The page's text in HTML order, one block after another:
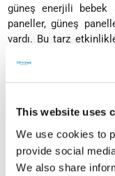
This website uses
We use cookies to
provide social
We also share
güneş enerjili bebek
paneller, güneş
vardı. Bu tarz
gelmek ve
verici” dedi.
Sektörlerini
şekilde yer almaya
sektörün gelişimi